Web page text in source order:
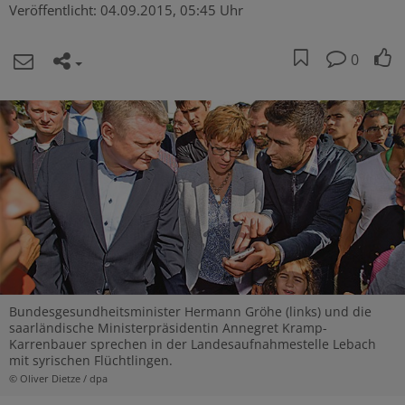
Veröffentlicht: 04.09.2015, 05:45 Uhr
0
Bundesgesundheitsminister Hermann Gröhe (links) und die
saarländische Ministerpräsidentin Annegret Kramp-
Karrenbauer sprechen in der Landesaufnahmestelle Lebach
mit syrischen Flüchtlingen.
© Oliver Dietze / dpa